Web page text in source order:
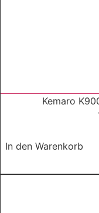
Kemaro
In den Warenkorb